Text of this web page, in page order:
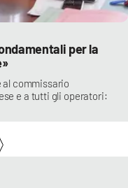
per la
al commissario
e a tutti gli operatori: